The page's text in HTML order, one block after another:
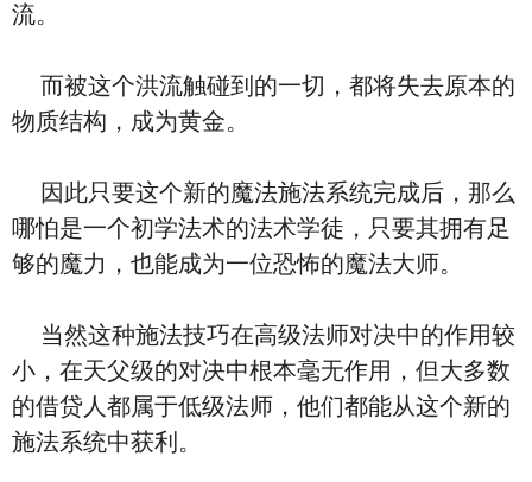
流。
而被这个洪流触碰到的一切，都将失去原本的
物质结构，成为黄金。
因此只要这个新的魔法施法系统完成后，那么
哪怕是一个初学法术的法术学徒，只要其拥有足
够的魔力，也能成为一位恐怖的魔法大师。
当然这种施法技巧在高级法师对决中的作用较
小，在天父级的对决中根本毫无作用，但大多数
的借贷人都属于低级法师，他们都能从这个新的
施法系统中获利。